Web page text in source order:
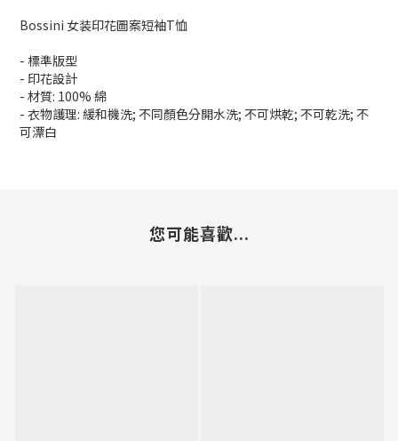
Bossini 女装印花圖案短袖T恤
- 標準版型
- 印花設計
- 材質: 100% 綿
- 衣物護理: 緩和機洗; 不同顏色分開水洗; 不可烘乾; 不可乾洗; 不
可漂白
您可能喜歡...